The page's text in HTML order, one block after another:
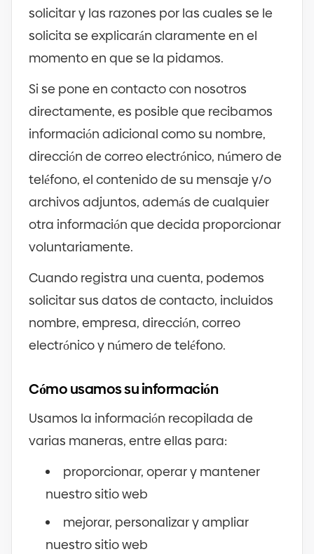
solicitar y las razones por las cuales se le
solicita se explicarán claramente en el
momento en que se la pidamos.
Si se pone en contacto con nosotros
directamente, es posible que recibamos
información adicional como su nombre,
dirección de correo electrónico, número de
teléfono, el contenido de su mensaje y/o
archivos adjuntos, además de cualquier
otra información que decida proporcionar
voluntariamente.
Cuando registra una cuenta, podemos
solicitar sus datos de contacto, incluidos
nombre, empresa, dirección, correo
electrónico y número de teléfono.
Cómo usamos su información
Usamos la información recopilada de
varias maneras, entre ellas para:
proporcionar, operar y mantener
nuestro sitio web
mejorar, personalizar y ampliar
nuestro sitio web